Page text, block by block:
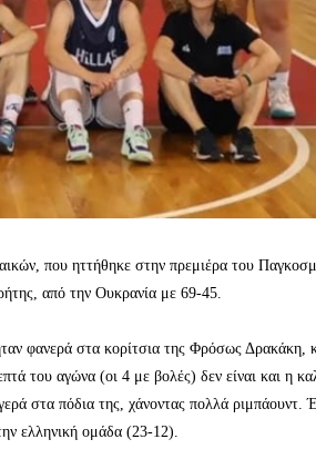
που ηττήθηκε στην πρεμιέρα του
από την Ουκρανία με 69-45.
φανερά στα κορίτσια της Φρόσως Δρακάκη,
του αγώνα (οι 4 με βολές) δεν είναι και η
στα πόδια της, χάνοντας πολλά ριμπάουντ.
ελληνική ομάδα (23-12).